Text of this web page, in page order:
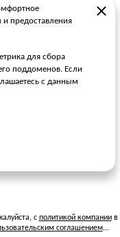
с политикой компаниив
соглашением...
и предоставления
для сбора
поддоменов. Если
с данным